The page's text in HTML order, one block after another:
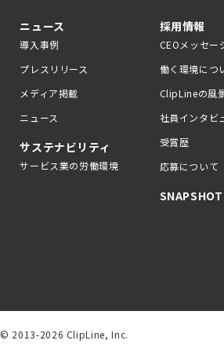
ニュース
導入事例
プレスリリース
メディア掲載
ニュース
サステナビリティ
サービス業の労働環境
採用情報
CEOメッセー
働く環境につ
ClipLineの風
社員インタビ
受賞歴
応募について
SNAPSHOT
© 2013-2026 ClipLine, Inc.